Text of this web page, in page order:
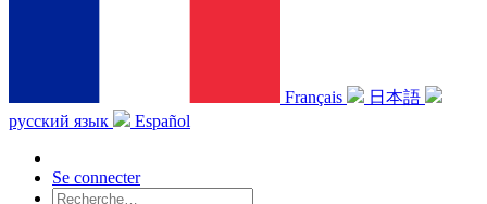
Français
日本語
русский язык
Español
Se connecter